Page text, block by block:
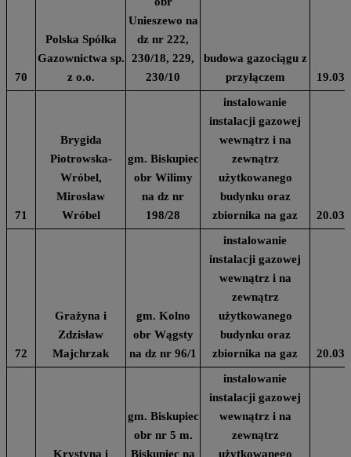
70
Polska Spółka
Gazownictwa sp.
z o.o.
Unieszewo na
dz nr 222,
230/18, 229,
230/10
budowa gazociągu z
przyłączem
71
Brygida
Piotrowska-
Wróbel,
Mirosław
Wróbel
gm. Biskupiec
obr Wilimy
na dz nr
198/28
instalowanie
instalacji gazowej
wewnątrz i na
zewnątrz
użytkowanego
budynku oraz
zbiornika na gaz
72
Grażyna i
Zdzisław
Majchrzak
gm. Kolno
obr Wągsty
na dz nr 96/1
instalowanie
instalacji gazowej
wewnątrz i na
zewnątrz
użytkowanego
budynku oraz
zbiornika na gaz
Krystyna i
gm. Biskupiec
obr nr 5 m.
Biskupiec na
instalowanie
instalacji gazowej
wewnątrz i na
zewnątrz
użytkowanego